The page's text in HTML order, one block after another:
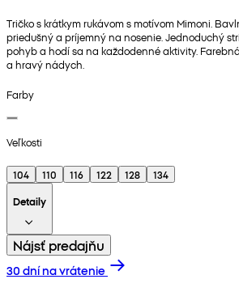
Tričko s krátkym rukávom s motívom Mimoni.
priedušný a príjemný na nosenie. Jednoduchý
pohyb a hodí sa na každodenné aktivity.
a hravý nádych.
Farby
Veľkosti
104 110 116 122 128
134
Detaily
Nájsť predajňu
30 dní na vrátenie